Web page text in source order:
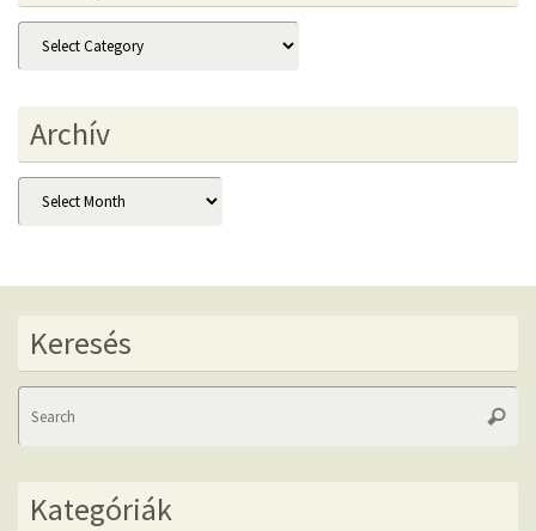
Kategóriák
Archív
Archív
Keresés
Kategóriák